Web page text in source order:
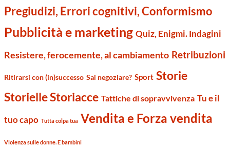
Pregiudizi, Errori cognitivi, Conformismo
Pubblicità e marketing Quiz, Enigmi. Indagini
Resistere, ferocemente, al cambiamento Retribuzioni
Ritirarsi con (in)successo Sai negoziare? Sport Storie
Storielle Storiacce Tattiche di sopravvivenza Tu e il
tuo capo Tutta colpa tua Vendita e Forza vendita
Violenza sulle donne. E bambini